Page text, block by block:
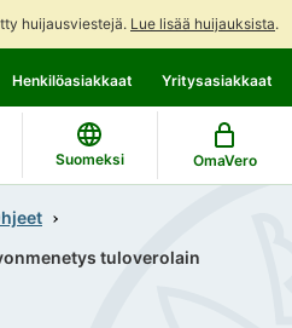
huijausviestejä. Lue lisää huijauksista.
suoraan
sisältöön
koko
sivuston
hakuun
Henkilöasiakkaat Yritysasiakkaat
Suomeksi OmaVero
tuloverolain